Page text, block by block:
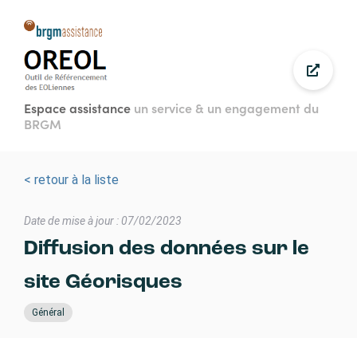
principal
Espace assistance un service & un engagement du
BRGM
< retour à la liste
Date de mise à jour : 07/02/2023
Diffusion des données sur le
site Géorisques
Général